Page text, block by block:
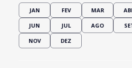
JAN FEV MAR
JUN JUL AGO
NOV DEZ